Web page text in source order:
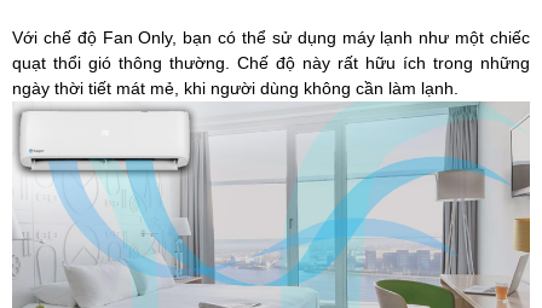
Với chế độ Fan Only, bạn có thể sử dụng máy lạnh như một chiếc
quạt thổi gió thông thường. Chế độ này rất hữu ích trong những
ngày thời tiết mát mẻ, khi người dùng không cần làm lạnh.